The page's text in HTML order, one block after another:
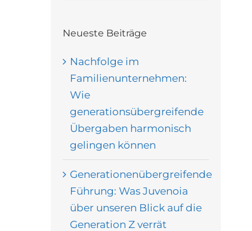
Neueste Beiträge
Nachfolge im
Familienunternehmen:
Wie
generationsübergreifende
Übergaben harmonisch
gelingen können
Generationenübergreifende
Führung: Was Juvenoia
über unseren Blick auf die
Generation Z verrät